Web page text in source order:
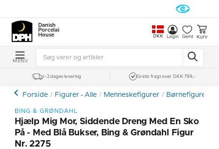
Danish
Porcelain
House
DKK Login Gemt Kurv
MENU
1-2 dages levering Gratis fragt over DKK 799,-
Forside Figurer - Alle Menneskefigurer Børnefigurer
BING & GRØNDAHL
Hjælp Mig Mor, Siddende Dreng Med En Sko
På - Med Blå Bukser, Bing & Grøndahl Figur
Nr. 2275